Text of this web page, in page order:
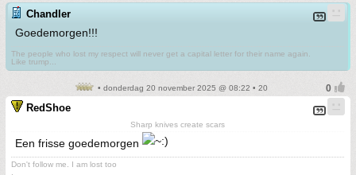
Chandler
Goedemorgen!!!
The people who lost my respect will never get a capital letter for their name again.
Like trump...
• donderdag 20 november 2025 @ 08:22 • 20
RedShoe
Sharp knives create scars
Een frisse goedemorgen
Don't follow me. I am lost too